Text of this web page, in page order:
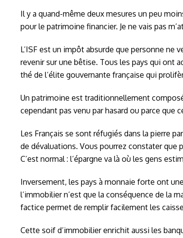
Il y a quand-même deux mesures un peu
pour le patrimoine financier. Je ne vais pas
L’ISF est un impôt absurde que personne ne
revenir sur une bêtise. Tous les pays qui ont
thé de l’élite gouvernante française qui
Un patrimoine est traditionnellement
cependant pas venu par hasard ou parce que
Les Français se sont réfugiés dans la pierre
de dévaluations. Vous pourrez constater que
C’est normal : l’épargne va là où les gens
Inversement, les pays à monnaie forte ont
l’immobilier n’est que la conséquence de la
factice permet de remplir facilement les
Cette soif d’immobilier enrichit aussi les